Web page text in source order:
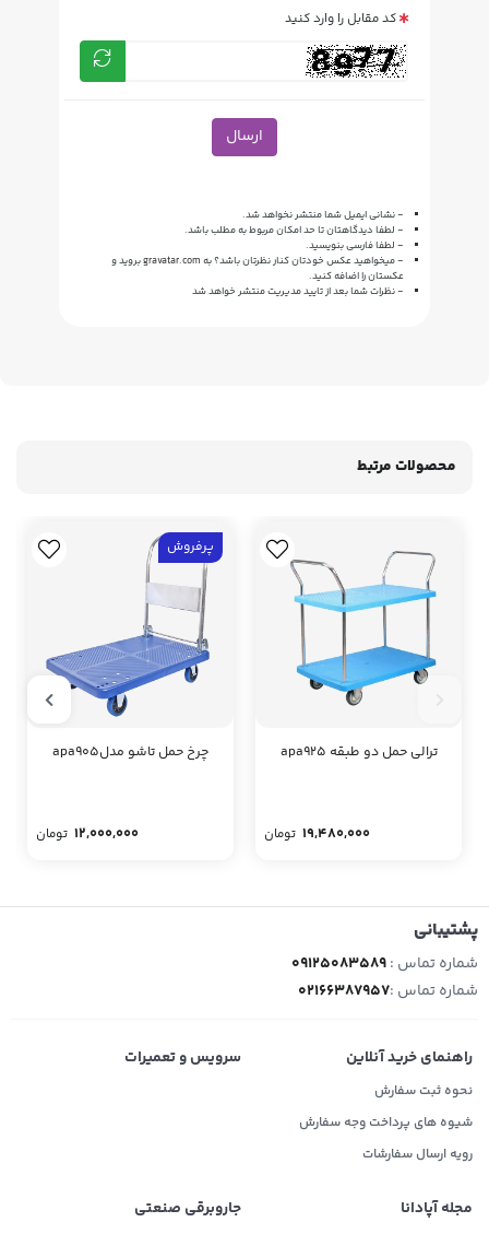
کد مقابل را وارد کنید
ارسال
- نشانی ایمیل شما منتشر نخواهد شد.
- لطفا دیدگاهتان تا حد امکان مربوط به مطلب باشد.
- لطفا فارسی بنویسید.
- میخواهید عکس خودتان کنار نظرتان باشد؟ به gravatar.comبروید و
عکستان را اضافه کنید.
- نظرات شما بعد از تایید مدیریت منتشر خواهد شد
محصولات مرتبط
ترالی حمل دو طبقه apa925
19,480,000 تومان
پرفروش
چرخ حمل تاشو مدلapa905
12,000,000 تومان
پشتیبانی
شماره تماس :09125083589
شماره تماس :02166387957
راهنمای خرید آنلاین
نحوه ثبت سفارش
شیوه های پرداخت وجه سفارش
رویه ارسال سفارشات
سرویس و تعمیرات
مجله آپادانا جاروبرقی صنعتی